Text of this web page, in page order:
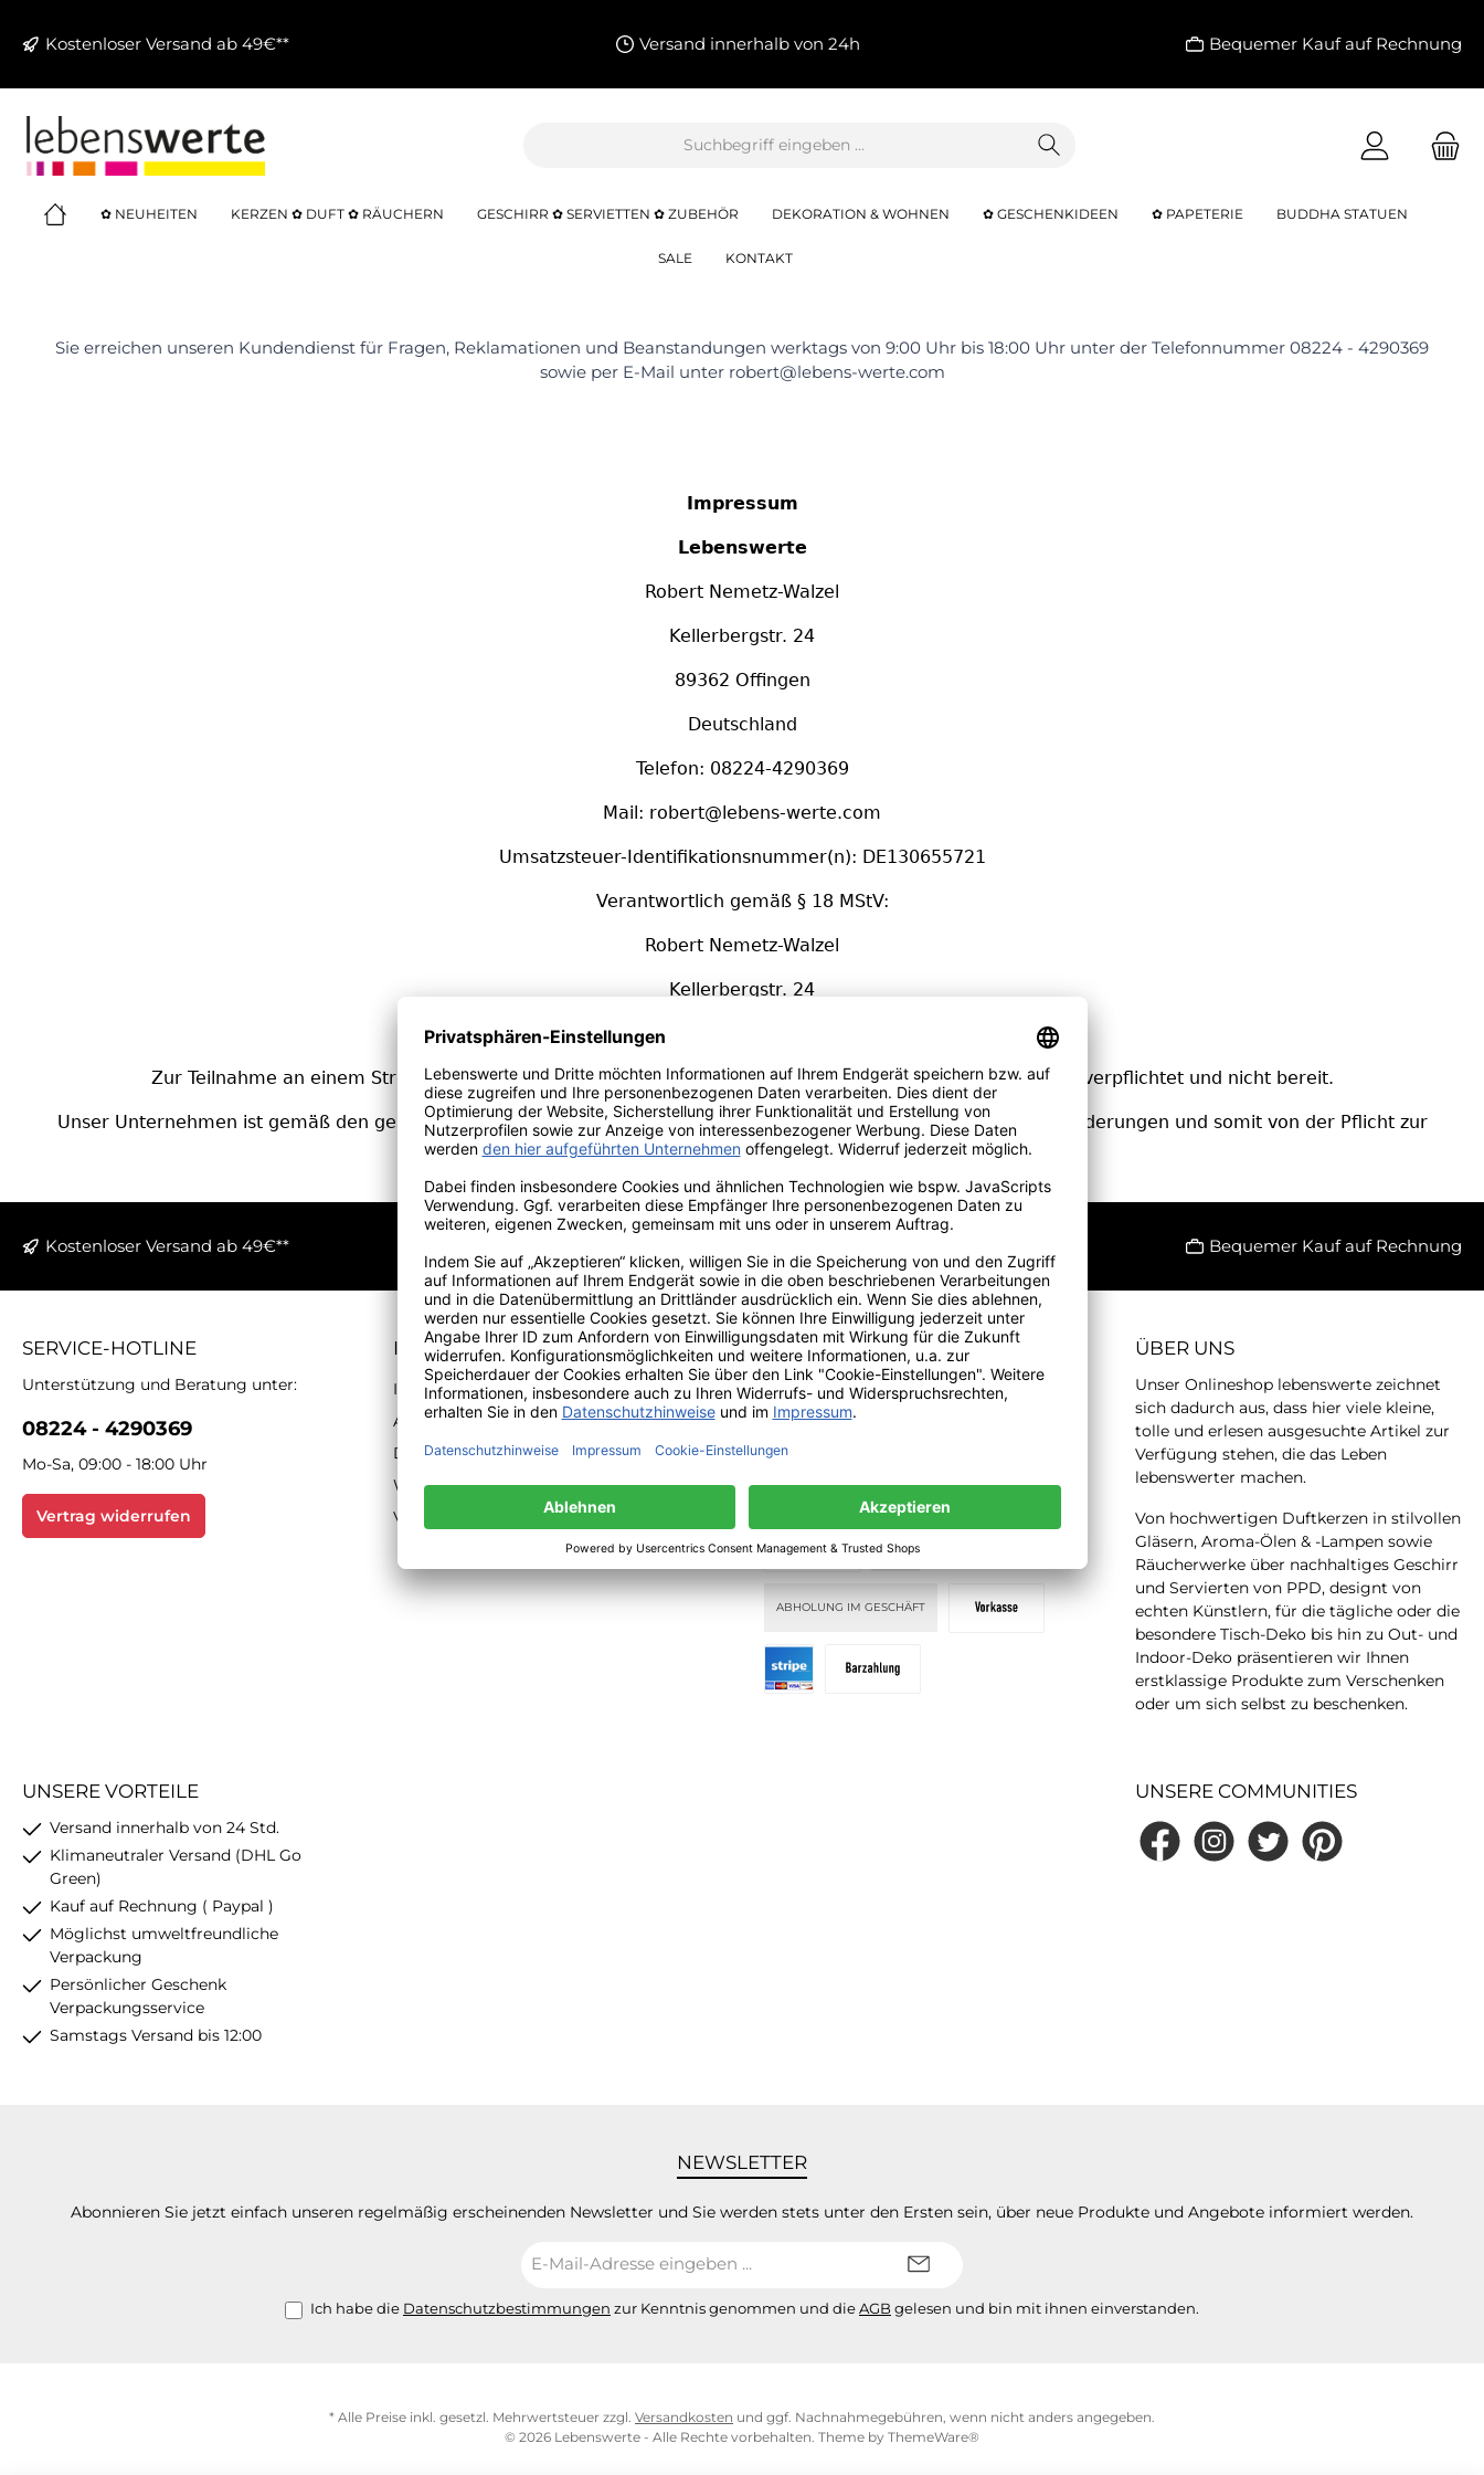
Kostenloser Versand ab 49€**
Versand innerhalb von 24h Bequemer Kauf auf Rechnung
✿ NEUHEITEN KERZEN ✿ DUFT ✿ RÄUCHERN GESCHIRR ✿ SERVIETTEN ✿ ZUBEHÖR DEKORATION & WOHNEN ✿ GESCHENKIDEEN ✿ PAPETERIE BUDDHA STATUEN
SALE KONTAKT
Sie erreichen unseren Kundendienst für Fragen, Reklamationen und Beanstandungen werktags von 9:00 Uhr bis 18:00 Uhr unter der Telefonnummer 08224 - 4290369
sowie per E-Mail unter robert@lebens-werte.com
Impressum
Lebenswerte
Robert Nemetz-Walzel
Kellerbergstr. 24
89362 Offingen
Deutschland
Telefon: 08224-4290369
Mail: robert@lebens-werte.com
Umsatzsteuer-Identifikationsnummer(n): DE130655721
Verantwortlich gemäß § 18 MStV:
Robert Nemetz-Walzel
Kellerbergstr. 24
Zur Teilnahme an einem Streitbeilegungsverfahren vor einer Verbraucherschlichtungsstelle sind wir nicht verpflichtet und nicht bereit.
Unser Unternehmen ist gemäß den gesetzlichen Bestimmungen vom Anwendungsbereich der Barrierefreiheitsanforderungen und somit von der Pflicht zur
Erstellung und Bereitstellung einer Barrierefreiheitserklärung ausgenommen.
Kostenloser Versand ab 49€** Bequemer Kauf auf Rechnung
SERVICE-HOTLINE
Unterstützung und Beratung unter:
08224 - 4290369
Mo-Sa, 09:00 - 18:00 Uhr
Vertrag widerrufen
INFORMATIONEN
Impressum
AGB
Datenschutz
Widerrufsbelehrung
Versand & Zahlung
ZAHLUNGS- UND
VERSANDARTEN
KLARNA PAY LATER KLARNA PAY NOW
DHL
ABHOLUNG IM GESCHÄFT
ÜBER UNS
Unser Onlineshop lebenswerte zeichnet
sich dadurch aus, dass hier viele kleine,
tolle und erlesen ausgesuchte Artikel zur
Verfügung stehen, die das Leben
lebenswerter machen.
Von hochwertigen Duftkerzen in stilvollen
Gläsern, Aroma-Ölen & -Lampen sowie
Räucherwerke über nachhaltiges Geschirr
und Servierten von PPD, designt von
echten Künstlern, für die tägliche oder die
besondere Tisch-Deko bis hin zu Out- und
Indoor-Deko präsentieren wir Ihnen
erstklassige Produkte zum Verschenken
oder um sich selbst zu beschenken.
UNSERE VORTEILE
Versand innerhalb von 24 Std.
Klimaneutraler Versand (DHL Go
Green)
Kauf auf Rechnung ( Paypal )
Möglichst umweltfreundliche
Verpackung
Persönlicher Geschenk
Verpackungsservice
Samstags Versand bis 12:00
UNSERE COMMUNITIES
FacebookInstagramTwitter Pinterest
NEWSLETTER
Abonnieren Sie jetzt einfach unseren regelmäßig erscheinenden Newsletter und Sie werden stets unter den Ersten sein, über neue Produkte und Angebote informiert werden.
Mail-
Ich habe die Datenschutzbestimmungen zur Kenntnis genommen und dieAGBgelesen und bin mit ihnen einverstanden.
* Alle Preise inkl. gesetzl. Mehrwertsteuer zzgl. Versandkosten und ggf. Nachnahmegebühren, wenn nicht anders angegeben.
© 2026 Lebenswerte - Alle Rechte vorbehalten. Theme by ThemeWare®